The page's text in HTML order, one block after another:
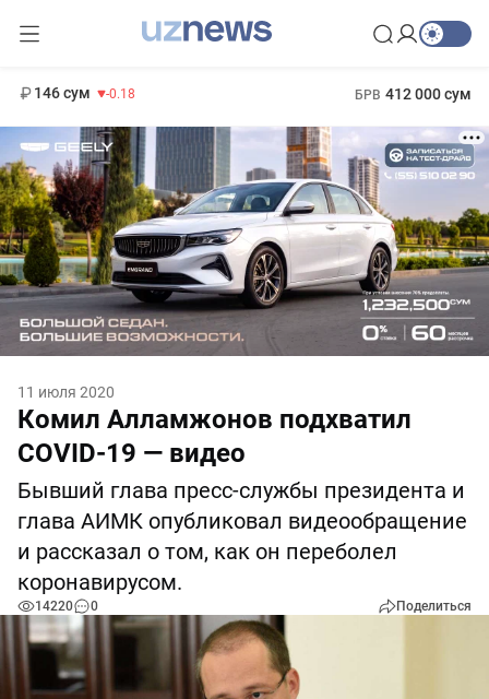
146 сум -0.18 БРВ 412 000 сум
11 июля 2020
Комил Алламжонов подхватил
COVID-19 — видео
Бывший глава пресс-службы президента и
глава АИМК опубликовал видеообращение
и рассказал о том, как он переболел
коронавирусом.
14220 0 Поделиться